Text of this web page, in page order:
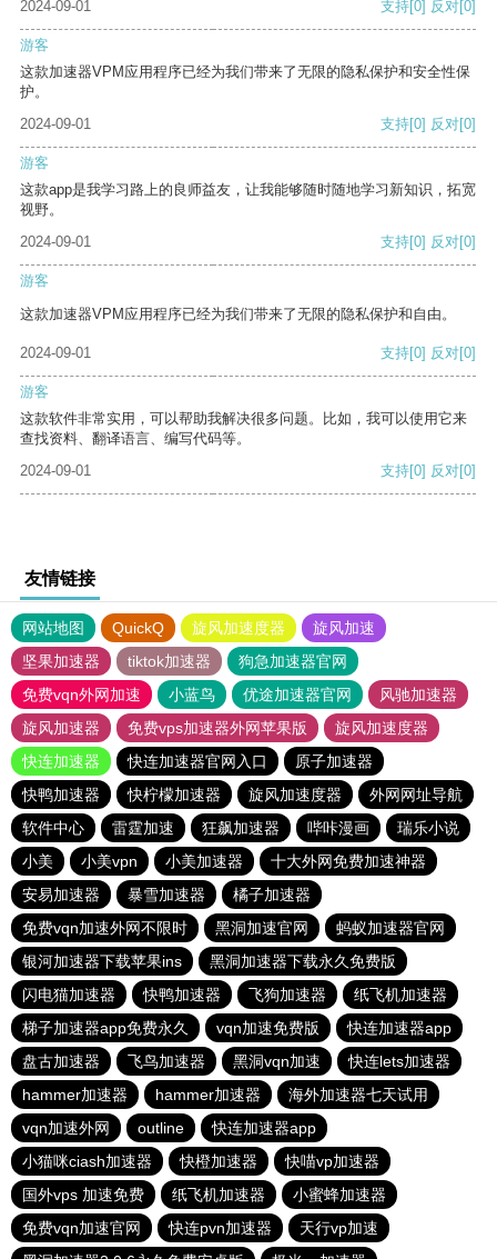
2024-09-01
支持[0] 反对[0]
游客
这款加速器VPM应用程序已经为我们带来了无限的隐私保护和安全性保
护。
2024-09-01
支持[0] 反对[0]
游客
这款app是我学习路上的良师益友，让我能够随时随地学习新知识，拓宽
视野。
2024-09-01
支持[0] 反对[0]
游客
这款加速器VPM应用程序已经为我们带来了无限的隐私保护和自由。
2024-09-01 支持[0] 反对[0]
游客
这款软件非常实用，可以帮助我解决很多问题。比如，我可以使用它来
查找资料、翻译语言、编写代码等。
2024-09-01
支持[0] 反对[0]
友情链接
网站地图 QuickQ 旋风加速度器
旋风加速
坚果加速器
tiktok加速器
狗急加速器官网
免费vqn外网加速
小蓝鸟 优途加速器官网
风驰加速器
旋风加速器
免费vps加速器外网苹果版
旋风加速度器
快连加速器
快连加速器官网入口
原子加速器
快鸭加速器
快柠檬加速器 旋风加速度器
外网网址导航
软件中心
雷霆加速 狂飙加速器 哔咔漫画
瑞乐小说
小美
小美vpn 小美加速器
十大外网免费加速神器
安易加速器
暴雪加速器
橘子加速器
免费vqn加速外网不限时
黑洞加速官网
蚂蚁加速器官网
银河加速器下载苹果ins
黑洞加速器下载永久免费版
闪电猫加速器
快鸭加速器 飞狗加速器
纸飞机加速器
梯子加速器app免费永久
vqn加速免费版
快连加速器app
盘古加速器
飞鸟加速器 黑洞vqn加速
快连lets加速器
hammer加速器
hammer加速器
海外加速器七天试用
vqn加速外网
outline
快连加速器app
小猫咪ciash加速器
快橙加速器
快喵vp加速器
国外vps 加速免费
纸飞机加速器
小蜜蜂加速器
免费vqn加速官网
快连pvn加速器
天行vp加速